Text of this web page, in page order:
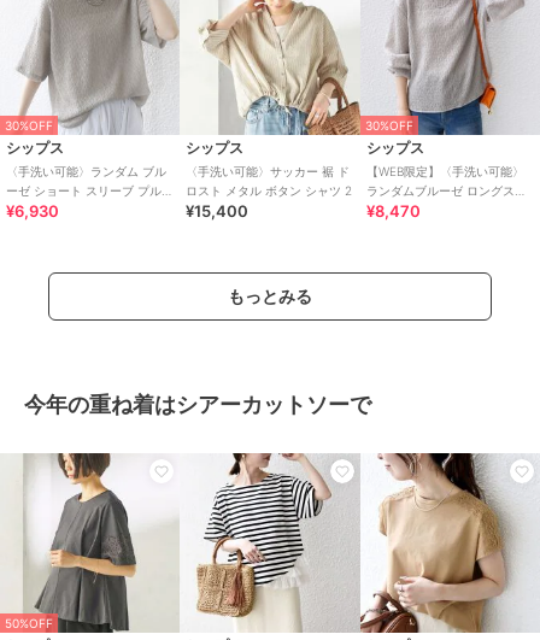
30%OFF
シップス
〈手洗い可能〉ランダム ブル
ーゼ ショート スリーブ プルオ
ーバー
¥6,930
シップス
〈手洗い可能〉サッカー 裾 ド
ロスト メタル ボタン シャツ 2
¥15,400
30%OFF
シップス
【WEB限定】〈手洗い可能〉
ランダムブルーゼ ロングスリ
ーブ プルオーバー
¥8,470
もっとみる
今年の重ね着はシアーカットソーで
50%OFF